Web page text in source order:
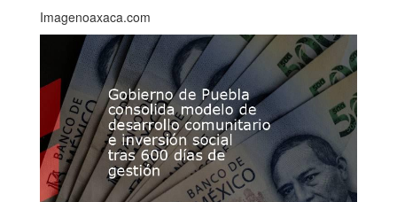
Imagenoaxaca.com